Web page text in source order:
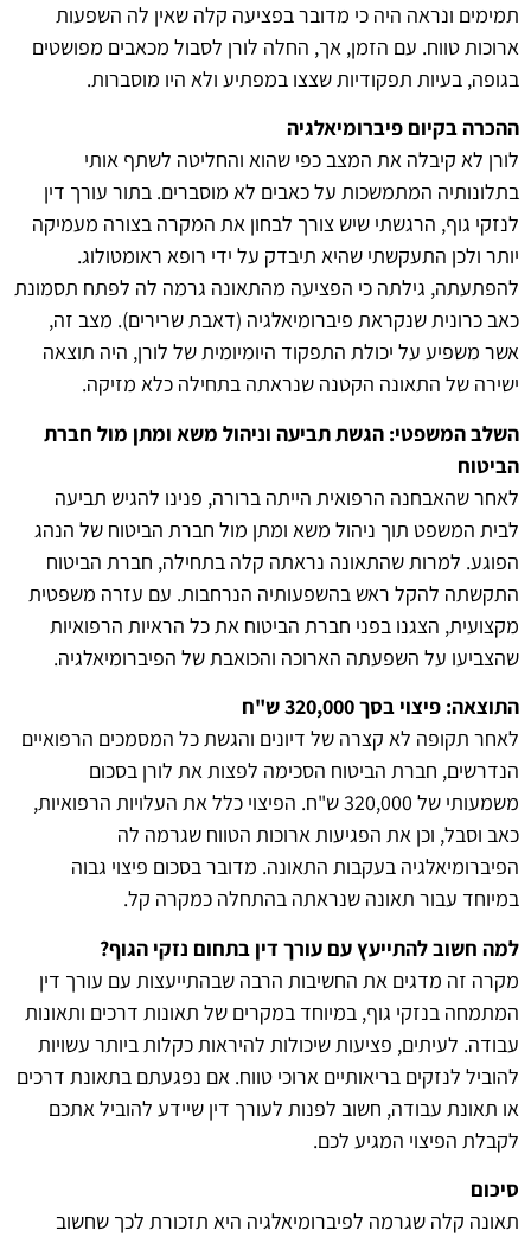
תמימים ונראה היה כי מדובר בפציעה קלה שאין לה השפעות
ארוכות טווח. עם הזמן, אך, החלה לורן לסבול מכאבים מפושטים
בגופה, בעיות תפקודיות שצצו במפתיע ולא היו מוסברות.
ההכרה בקיום פיברומיאלגיה
לורן לא קיבלה את המצב כפי שהוא והחליטה לשתף אותי
בתלונותיה המתמשכות על כאבים לא מוסברים. בתור עורך דין
לנזקי גוף, הרגשתי שיש צורך לבחון את המקרה בצורה מעמיקה
יותר ולכן התעקשתי שהיא תיבדק על ידי רופא ראומטולוג.
להפתעתה, גילתה כי הפציעה מהתאונה גרמה לה לפתח תסמונת
כאב כרונית שנקראת פיברומיאלגיה (דאבת שרירים). מצב זה,
אשר משפיע על יכולת התפקוד היומיומית של לורן, היה תוצאה
ישירה של התאונה הקטנה שנראתה בתחילה כלא מזיקה.
השלב המשפטי: הגשת תביעה וניהול משא ומתן מול חברת
הביטוח
לאחר שהאבחנה הרפואית הייתה ברורה, פנינו להגיש תביעה
לבית המשפט תוך ניהול משא ומתן מול חברת הביטוח של הנהג
הפוגע. למרות שהתאונה נראתה קלה בתחילה, חברת הביטוח
התקשתה להקל ראש בהשפעותיה הנרחבות. עם עזרה משפטית
מקצועית, הצגנו בפני חברת הביטוח את כל הראיות הרפואיות
שהצביעו על השפעתה הארוכה והכואבת של הפיברומיאלגיה.
התוצאה: פיצוי בסך 320,000 ש"ח
לאחר תקופה לא קצרה של דיונים והגשת כל המסמכים הרפואיים
הנדרשים, חברת הביטוח הסכימה לפצות את לורן בסכום
משמעותי של 320,000 ש"ח. הפיצוי כלל את העלויות הרפואיות,
כאב וסבל, וכן את הפגיעות ארוכות הטווח שגרמה לה
הפיברומיאלגיה בעקבות התאונה. מדובר בסכום פיצוי גבוה
במיוחד עבור תאונה שנראתה בהתחלה כמקרה קל.
למה חשוב להתייעץ עם עורך דין בתחום נזקי הגוף?
מקרה זה מדגים את החשיבות הרבה שבהתייעצות עם עורך דין
המתמחה בנזקי גוף, במיוחד במקרים של תאונות דרכים ותאונות
עבודה. לעיתים, פציעות שיכולות להיראות כקלות ביותר עשויות
להוביל לנזקים בריאותיים ארוכי טווח. אם נפגעתם בתאונת דרכים
או תאונת עבודה, חשוב לפנות לעורך דין שיידע להוביל אתכם
לקבלת הפיצוי המגיע לכם.
סיכום
תאונה קלה שגרמה לפיברומיאלגיה היא תזכורת לכך שחשוב